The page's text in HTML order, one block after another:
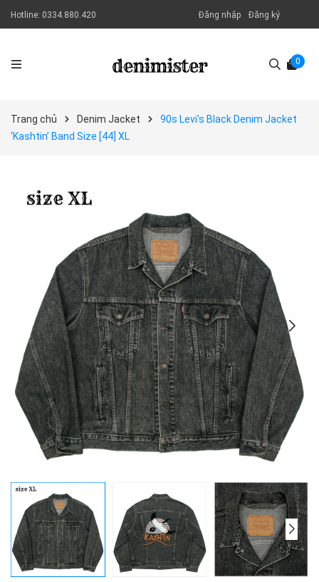
Hotline: 0334.880.420 Đăng nhập Đăng ký
0
Trang chủ Denim Jacket
90s Levi's Black Denim Jacket
‘Kashtin’ Band Size [44] XL